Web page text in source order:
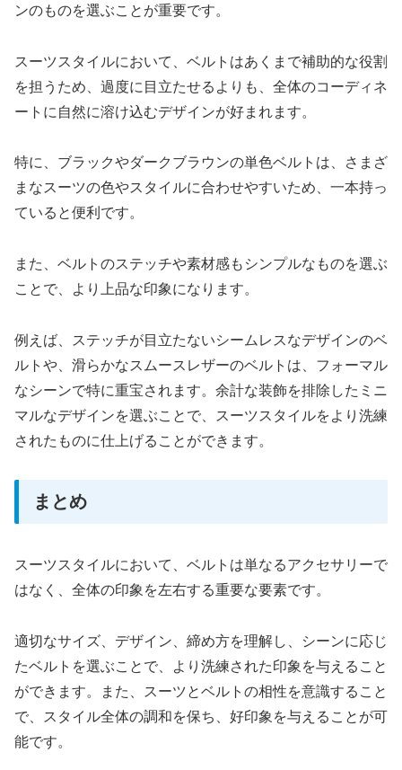
ンのものを選ぶことが重要です。
スーツスタイルにおいて、ベルトはあくまで補助的な役割
を担うため、過度に目立たせるよりも、全体のコーディネ
ートに自然に溶け込むデザインが好まれます。
特に、ブラックやダークブラウンの単色ベルトは、さまざ
まなスーツの色やスタイルに合わせやすいため、一本持っ
ていると便利です。
また、ベルトのステッチや素材感もシンプルなものを選ぶ
ことで、より上品な印象になります。
例えば、ステッチが目立たないシームレスなデザインのベ
ルトや、滑らかなスムースレザーのベルトは、フォーマル
なシーンで特に重宝されます。余計な装飾を排除したミニ
マルなデザインを選ぶことで、スーツスタイルをより洗練
されたものに仕上げることができます。
まとめ
スーツスタイルにおいて、ベルトは単なるアクセサリーで
はなく、全体の印象を左右する重要な要素です。
適切なサイズ、デザイン、締め方を理解し、シーンに応じ
たベルトを選ぶことで、より洗練された印象を与えること
ができます。また、スーツとベルトの相性を意識すること
で、スタイル全体の調和を保ち、好印象を与えることが可
能です。